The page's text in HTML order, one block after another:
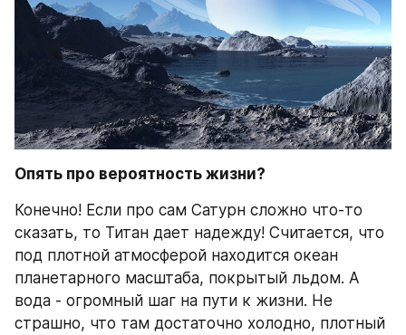
Опять про вероятность жизни?
Конечно! Если про сам Сатурн сложно что-то
сказать, то Титан дает надежду! Считается, что
под плотной атмосферой находится океан
планетарного масштаба, покрытый льдом. А
вода - огромный шаг на пути к жизни. Не
страшно, что там достаточно холодно, плотный